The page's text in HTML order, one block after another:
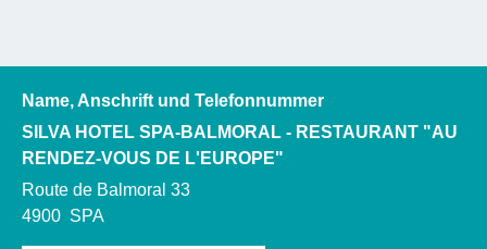
Name, Anschrift und Telefonnummer
SILVA HOTEL SPA-BALMORAL - RESTAURANT "AU
RENDEZ-VOUS DE L'EUROPE"
Route de Balmoral 33
4900 SPA